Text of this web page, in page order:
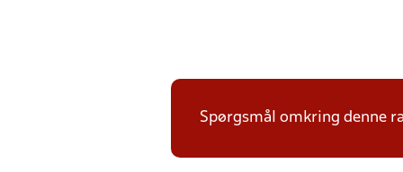
Spørgsmål omkring denne